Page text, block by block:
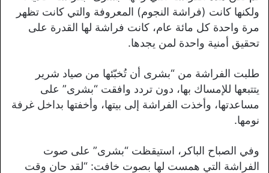
ولكنها كانت (فراشة النجوم) المعروفة والتي كانت تظهر
مرة واحدة كل مائة عام، كانت فراشة لها القدرة على
تحقيق أمنية واحدة لمن يجدها.
طلبت الفراشة من “بشرى أن تُخبّئها من صياد شرير
يتتبعها للإمساك بها، دون تردد وافقت “بشرى” على
مساعدتها، وأخذت الفراشة إلى بيتها، وأخفتها بداخل غرفة
نومها.
وفي الصباح الباكر، استيقظت “بشرى” على صوت
الفراشة التي همست لها بصوت خافت: “لقد حان وقت